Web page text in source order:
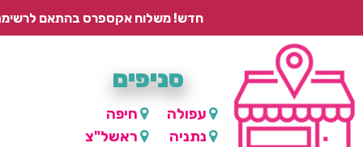
חדש! משלוח אקספרס בהתאם לרשימת היישובים – עד 2 ימי עסקים, ועד 4 ימי עסקים למוצרים
סניפים
עפולה
חיפה
נתניה
ראשל"צ